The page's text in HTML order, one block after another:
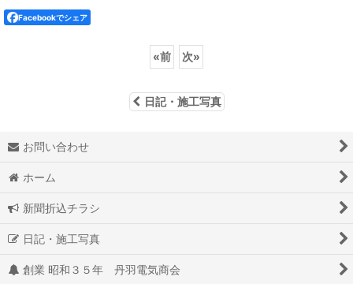
Facebookでシェア
«前 次»
日記・施工写真
お問い合わせ
ホーム
新聞折込チラシ
日記・施工写真
創業 昭和３５年 丹羽電気商会